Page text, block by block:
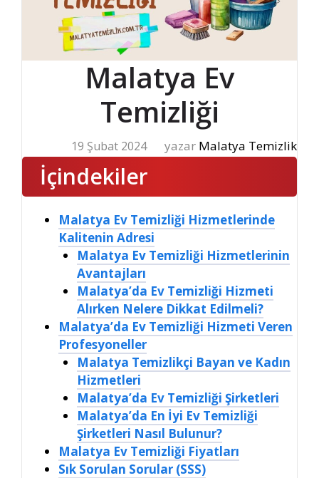
Malatya Ev
Temizliği
19 Şubat 2024 yazar Malatya Temizlik
İçindekiler
Malatya Ev Temizliği Hizmetlerinde
Kalitenin Adresi
Malatya Ev Temizliği Hizmetlerinin
Avantajları
Malatya’da Ev Temizliği Hizmeti
Alırken Nelere Dikkat Edilmeli?
Malatya’da Ev Temizliği Hizmeti Veren
Profesyoneller
Malatya Temizlikçi Bayan ve Kadın
Hizmetleri
Malatya’da Ev Temizliği Şirketleri
Malatya’da En İyi Ev Temizliği
Şirketleri Nasıl Bulunur?
Malatya Ev Temizliği Fiyatları
Sık Sorulan Sorular (SSS)